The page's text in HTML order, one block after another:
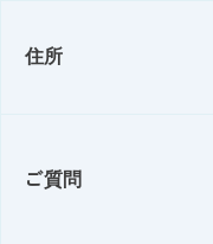
住所
ご質問